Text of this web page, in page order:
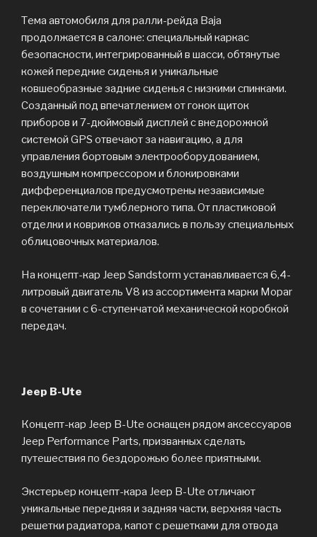
Тема автомобиля для ралли-рейда Baja
продолжается в салоне: специальный каркас
безопасности, интегрированный в шасси, обтянутые
кожей передние сиденья и уникальные
ковшеобразные задние сиденья с низкими спинками.
Созданный под впечатлением от гонок щиток
приборов и 7-дюймовый дисплей с внедорожной
системой GPS отвечают за навигацию, а для
управления бортовым электрооборудованием,
воздушным компрессором и блокировками
дифференциалов предусмотрены независимые
переключатели тумблерного типа. От пластиковой
отделки и ковриков отказались в пользу специальных
облицовочных материалов.
На концепт-кар Jeep Sandstorm устанавливается 6,4-
литровый двигатель V8 из ассортимента марки Mopar
в сочетании с 6-ступенчатой механической коробкой
передач.
Jeep B-Ute
Концепт-кар Jeep B-Ute оснащен рядом аксессуаров
Jeep Performance Parts, призванных сделать
путешествия по бездорожью более приятными.
Экстерьер концепт-кара Jeep B-Ute отличают
уникальные передняя и задняя части, верхняя часть
решетки радиатора, капот с решетками для отвода